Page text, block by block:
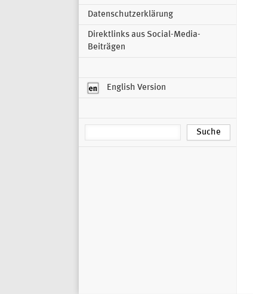
Datenschutzerklärung
Direktlinks aus Social-Media-
Beiträgen
English Version